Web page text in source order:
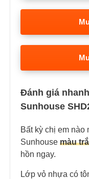
Đánh giá
Sunhouse
Bất kỳ chị em nào
Sunhouse màu
hồn ngay.
Lớp vỏ nhựa có